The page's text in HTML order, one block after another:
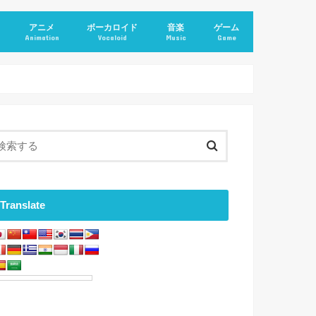
アニメ
Animation
ボーカロイド
Vocaloid
音楽
Music
ゲーム
Game
Translate